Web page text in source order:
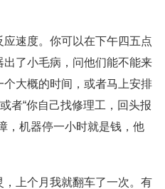
速度。你可以在下午四五点
了小毛病，问他们能不能来
大概的时间，或者马上安排
者“你自己找修理工，回头报
，机器停一小时就是钱，他
上个月我就翻车了一次。有